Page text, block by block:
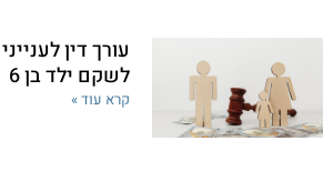
עורך דין
לשקם ילד בן 6
קרא עוד »